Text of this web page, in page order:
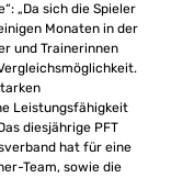
„Da sich die Spieler
Monaten in der
und Trainerinnen
Leistungsfähigkeit
diesjährige PFT
hat für eine
Team, sowie die